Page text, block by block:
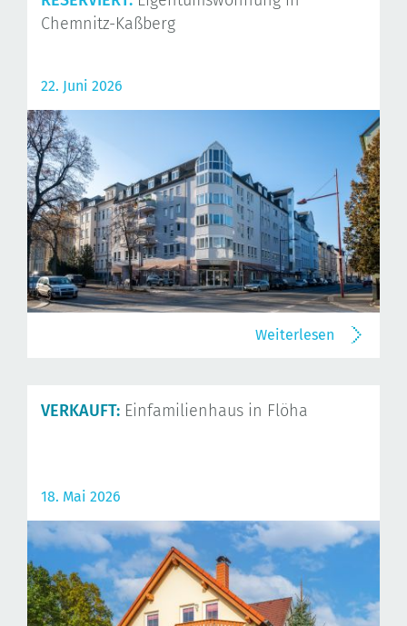
Chemnitz-Kaßberg
22. Juni 2026
Weiterlesen
VERKAUFT: Einfamilienhaus in Flöha
18. Mai 2026